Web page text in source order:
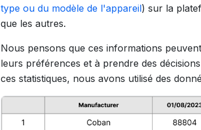
type ou du modèle de l'appareil) sur la
que les autres.
Nous pensons que ces informations
leurs préférences et à prendre des
ces statistiques, nous avons utilisé des